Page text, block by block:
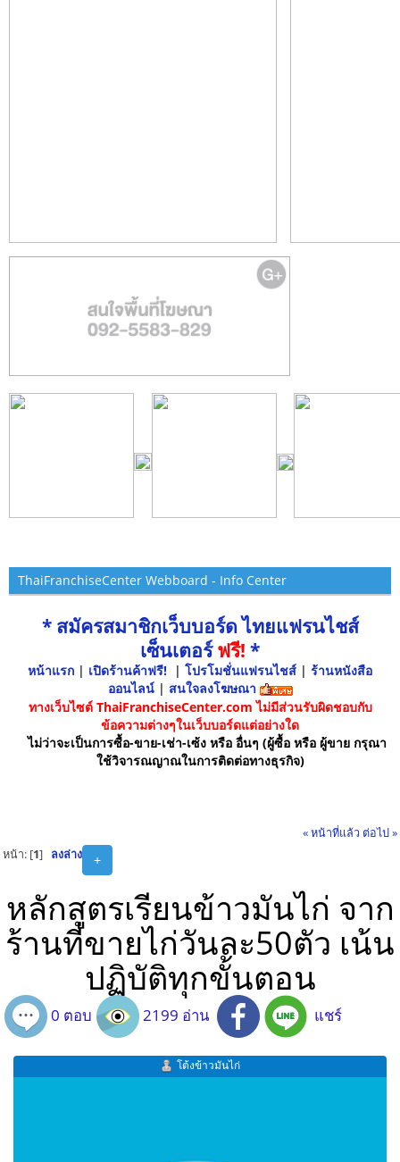
ThaiFranchiseCenter Webboard - Info Center
* สมัครสมาชิกเว็บบอร์ด ไทยแฟรนไชส์
เซ็นเตอร์ฟรี! *
หน้าแรก | เปิดร้านค้าฟรี! | โปรโมชั่นแฟรนไชส์ | ร้านหนังสือ
ออนไลน์ | สนใจลงโฆษณา
ทางเว็บไซต์ ThaiFranchiseCenter.com ไม่มีส่วนรับผิดชอบกับ
ข้อความต่างๆในเว็บบอร์ดแต่อย่างใด
ไม่ว่าจะเป็นการซื้อ-ขาย-เช่า-เซ้ง หรือ อื่นๆ (ผู้ซื้อ หรือ ผู้ขาย กรุณา
ใช้วิจารณญาณในการติดต่อทางธุรกิจ)
« หน้าที่แล้ว ต่อไป »
+
หน้า: [1] ลงล่าง
หลักสูตรเรียนข้าวมันไก่ จาก
ร้านที่ขายไก่วันละ50ตัว เน้น
ปฏิบัติทุกขั้นตอน
0 ตอบ 2199 อ่าน แชร์
โต้งข้าวมันไก่